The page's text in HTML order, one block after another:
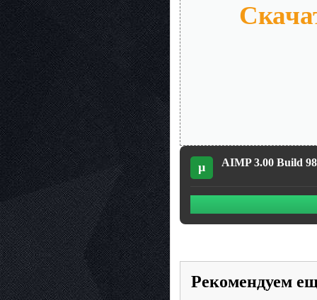
µ AIMP 3.00 Build
Рекомендуем